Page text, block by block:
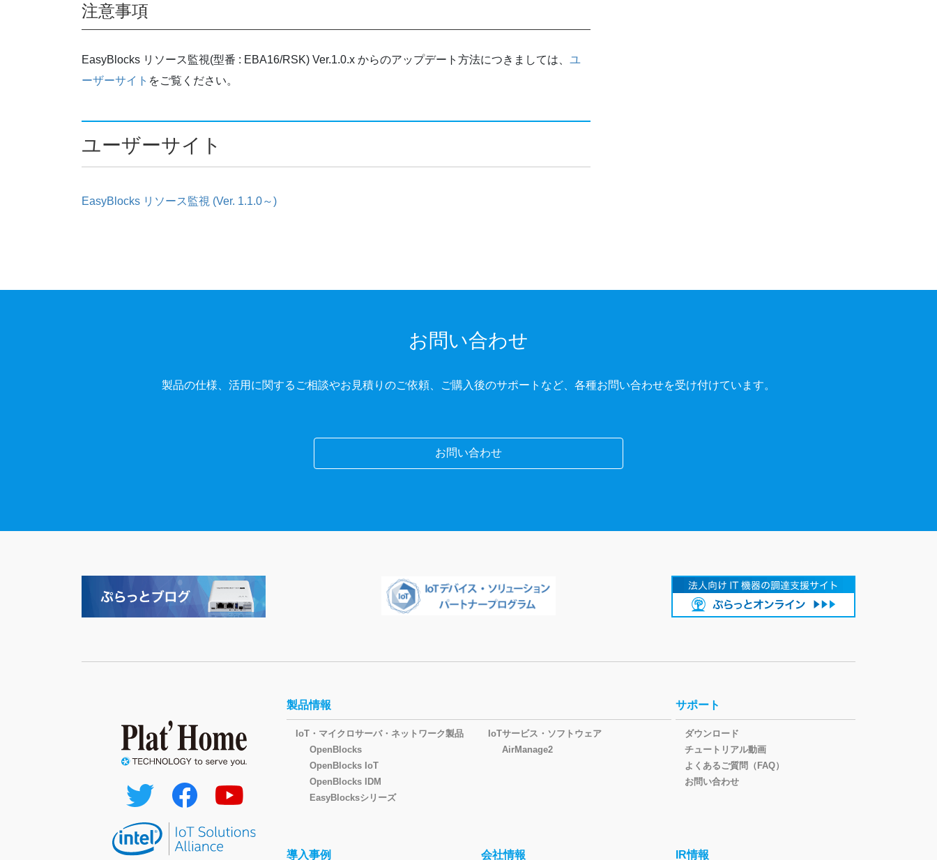
注意事項
EasyBlocks リソース監視(型番 : EBA16/RSK) Ver.1.0.x からのアップデート方法につきましては、 ユ
ーザーサイト をご覧ください。
ユーザーサイト
EasyBlocks リソース監視 (Ver. 1.1.0～)
お問い合わせ
製品の仕様、活用に関するご相談やお見積りのご依頼、ご購入後のサポートなど、各種お問い合わせを受け付けています。
お問い合わせ
製品情報
IoT・マイクロサーバ・ネットワーク製品
OpenBlocks
OpenBlocks IoT
OpenBlocks IDM
EasyBlocksシリーズ
IoTサービス・ソフトウェア
AirManage2
サポート
ダウンロード
チュートリアル動画
よくあるご質問（FAQ）
お問い合わせ
導入事例 会社情報 IR情報